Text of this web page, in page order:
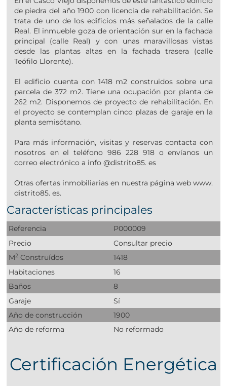
de piedra del año 1900 con licencia de rehabilitación. Se
trata de uno de los edificios más señalados de la calle
Real. El inmueble goza de orientación sur en la fachada
principal (calle Real) y con unas maravillosas vistas
desde las plantas altas en la fachada trasera (calle
Teófilo Llorente).
El edificio cuenta con 1418 m2 construidos sobre una
parcela de 372 m2. Tiene una ocupación por planta de
262 m2. Disponemos de proyecto de rehabilitación. En
el proyecto se contemplan cinco plazas de garaje en la
planta semisótano.
Para más información, visitas y reservas contacta con
nosotros en el teléfono 986 228 918 o envíanos un
correo electrónico a info @distrito85. es
Otras ofertas inmobiliarias en nuestra página web www.
distrito85. es.
Características principales
Referencia
P000009
Precio
Consultar precio
M2 Construídos
1418
Habitaciones
16
Baños
8
Garaje
Sí
Año de construcción
1900
Año de reforma
No reformado
Certificación Energética